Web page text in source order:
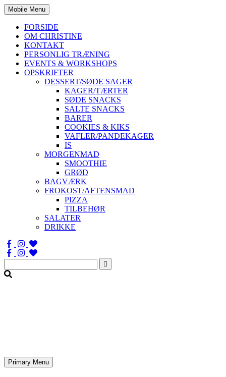
Mobile Menu
FORSIDE
OM CHRISTINE
KONTAKT
PERSONLIG TRÆNING
EVENTS & WORKSHOPS
OPSKRIFTER
DESSERT/SØDE SAGER
KAGER/TÆRTER
SØDE SNACKS
SALTE SNACKS
BARER
COOKIES & KIKS
VAFLER/PANDEKAGER
IS
MORGENMAD
SMOOTHIE
GRØD
BAGVÆRK
FROKOST/AFTENSMAD
PIZZA
TILBEHØR
SALATER
DRIKKE
Søg
efter:
Primary Menu